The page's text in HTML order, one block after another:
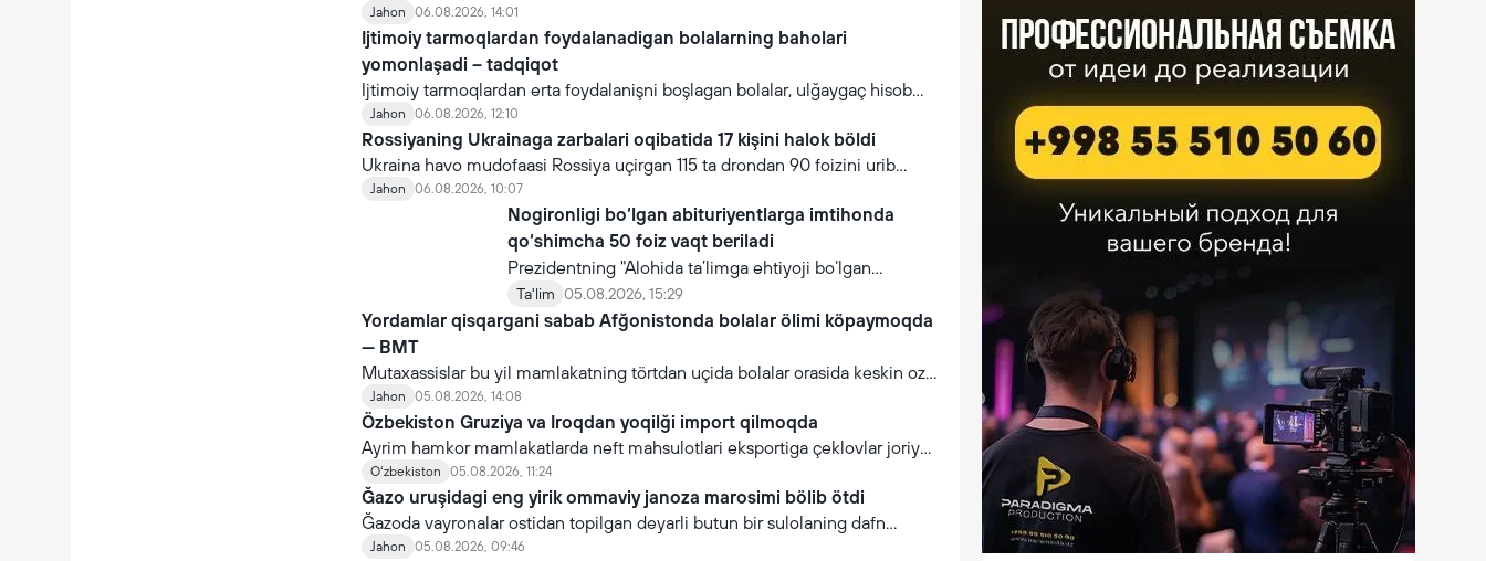
Yaponiya tomonidan yadro quroliga ega bölişga intilish kuçayib
borayotganidan xavotirda.
Jahon 06.08.2026, 14:01
Ijtimoiy tarmoqlardan foydalanadigan bolalarning baholari
yomonlaşadi – tadqiqot
Ijtimoiy tarmoqlardan erta foydalanişni boşlagan bolalar, ulğaygaç hisob
oçgan tengdoşlariga qaraganda maktabda köproq qiynalişadi.
Jahon 06.08.2026, 12:10
Rossiyaning Ukrainaga zarbalari oqibatida 17 kişini halok böldi
Ukraina havo mudofaasi Rossiya uçirgan 115 ta drondan 90 foizini urib
tuşirgan, biroq 24 ta ballistik raketa va 4 ta “Sirkon” qanotli raketasidan
birortasini ham tutib qololmagan.
Jahon 06.08.2026, 10:07
Nogironligi bo‘lgan abituriyentlarga imtihonda
qo‘shimcha 50 foiz vaqt beriladi
Prezidentning "Alohida ta’limga ehtiyoji bo‘lgan
bolalarni ta’lim va ijtimoiy xizmatlar bilan qamrab olish
tizimini takomillashtirish bo‘yicha qo‘shimcha chora-
sohasida qator yangi mexanizmlar joriy etilmoqda.
Ta'lim 05.08.2026, 15:29
Yordamlar qisqargani sabab Afğonistonda bolalar ölimi köpaymoqda
— BMT
Mutaxassislar bu yil mamlakatning törtdan uçida bolalar orasida keskin oziş
kuzatilayotganini qayd etgan
Jahon 05.08.2026, 14:08
Özbekiston Gruziya va Iroqdan yoqilği import qilmoqda
Ayrim hamkor mamlakatlarda neft mahsulotlari eksportiga çeklovlar joriy
etilgani sababli Gruziya, Iroq va boşqa davlatlardan aviakerosin import qiliş
yölga qöyildi.
Oʻzbekiston 05.08.2026, 11:24
Ğazo uruşidagi eng yirik ommaviy janoza marosimi bölib ötdi
Ğazoda vayronalar ostidan topilgan deyarli butun bir sulolaning dafn
marosimi ötkazildi. Jami 112 kişi dafn etildi.
Jahon 05.08.2026, 09:46